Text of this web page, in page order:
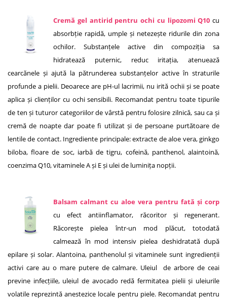
Cremă gel antirid pentru ochi cu lipozomi Q10 cu
absorbție rapidă, umple și netezește ridurile din zona
ochilor. Substanțele active din compoziția sa
hidratează puternic, reduc iritația, atenuează
cearcănele și ajută la pătrunderea substanțelor active în straturile
profunde a pielii. Deoarece are pH-ul lacrimii, nu irită ochii și se poate
aplica și clienților cu ochi sensibili. Recomandat pentru toate tipurile
de ten și tuturor categoriilor de vârstă pentru folosire zilnică, sau ca și
cremă de noapte dar poate fi utilizat și de persoane purtătoare de
lentile de contact. Ingrediente principale: extracte de aloe vera, ginkgo
biloba, floare de soc, iarbă de tigru, cofeină, panthenol, alaintoină,
coenzima Q10, vitaminele A și E și ulei de luminița nopții.
Balsam calmant cu aloe vera pentru fată și corp
cu efect antiinflamator, răcoritor și regenerant.
Răcorește pielea într-un mod plăcut, totodată
calmează în mod intensiv pielea deshidratată după
epilare și solar. Alantoina, panthenolul și vitaminele sunt ingredienții
activi care au o mare putere de calmare. Uleiul de arbore de ceai
previne infecțiile, uleiul de avocado redă fermitatea pielii și uleiurile
volatile reprezintă anestezice locale pentru piele. Recomandat pentru